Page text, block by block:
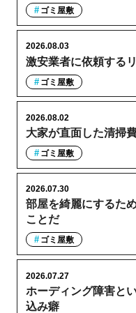
ゴミ屋敷
激安業者に依頼する
2026.08.03
ゴミ屋敷
大家が直面した清掃
2026.08.02
ゴミ屋敷
部屋を綺麗にするた
ことだ
2026.07.30
ゴミ屋敷
ホーディング障害と
込み癖
2026.07.27